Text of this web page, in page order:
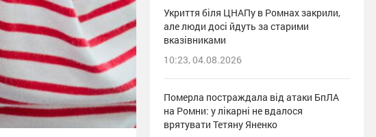
Укриття біля ЦНАПу в Ромнах закрили,
але люди досі йдуть за старими
вказівниками
10:23, 04.08.2026
Померла постраждала від атаки БпЛА
на Ромни: у лікарні не вдалося
врятувати Тетяну Яненко